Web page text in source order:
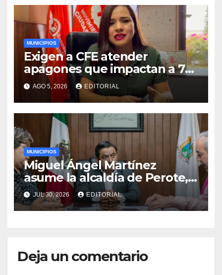
MUNICIPIOS
Exigen a CFE atender
apagones que impactan a 72
municipios veracruzanos
AGO 5, 2026 EDITORIAL
MUNICIPIOS
Miguel Ángel Martínez
asume la alcaldía de Perote,
Veracruz
JUL 30, 2026 EDITORIAL
Deja un comentario